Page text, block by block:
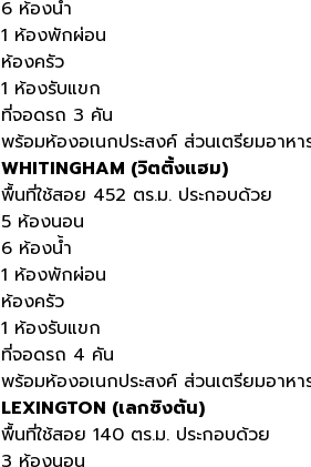
6 ห้องน้ำ
1 ห้องพักผ่อน
ห้องครัว
1 ห้องรับแขก
ที่จอดรถ 3 คัน
พร้อมห้องอเนกประสงค์ ส่วนเตรียมอาห
WHITINGHAM (วิตติ้งแฮม)
พื้นที่ใช้สอย 452 ตร.ม. ประกอบด้วย
5 ห้องนอน
6 ห้องน้ำ
1 ห้องพักผ่อน
ห้องครัว
1 ห้องรับแขก
ที่จอดรถ 4 คัน
พร้อมห้องอเนกประสงค์ ส่วนเตรียมอาห
LEXINGTON (เลกซิงตัน)
พื้นที่ใช้สอย 140 ตร.ม. ประกอบด้วย
3 ห้องนอน